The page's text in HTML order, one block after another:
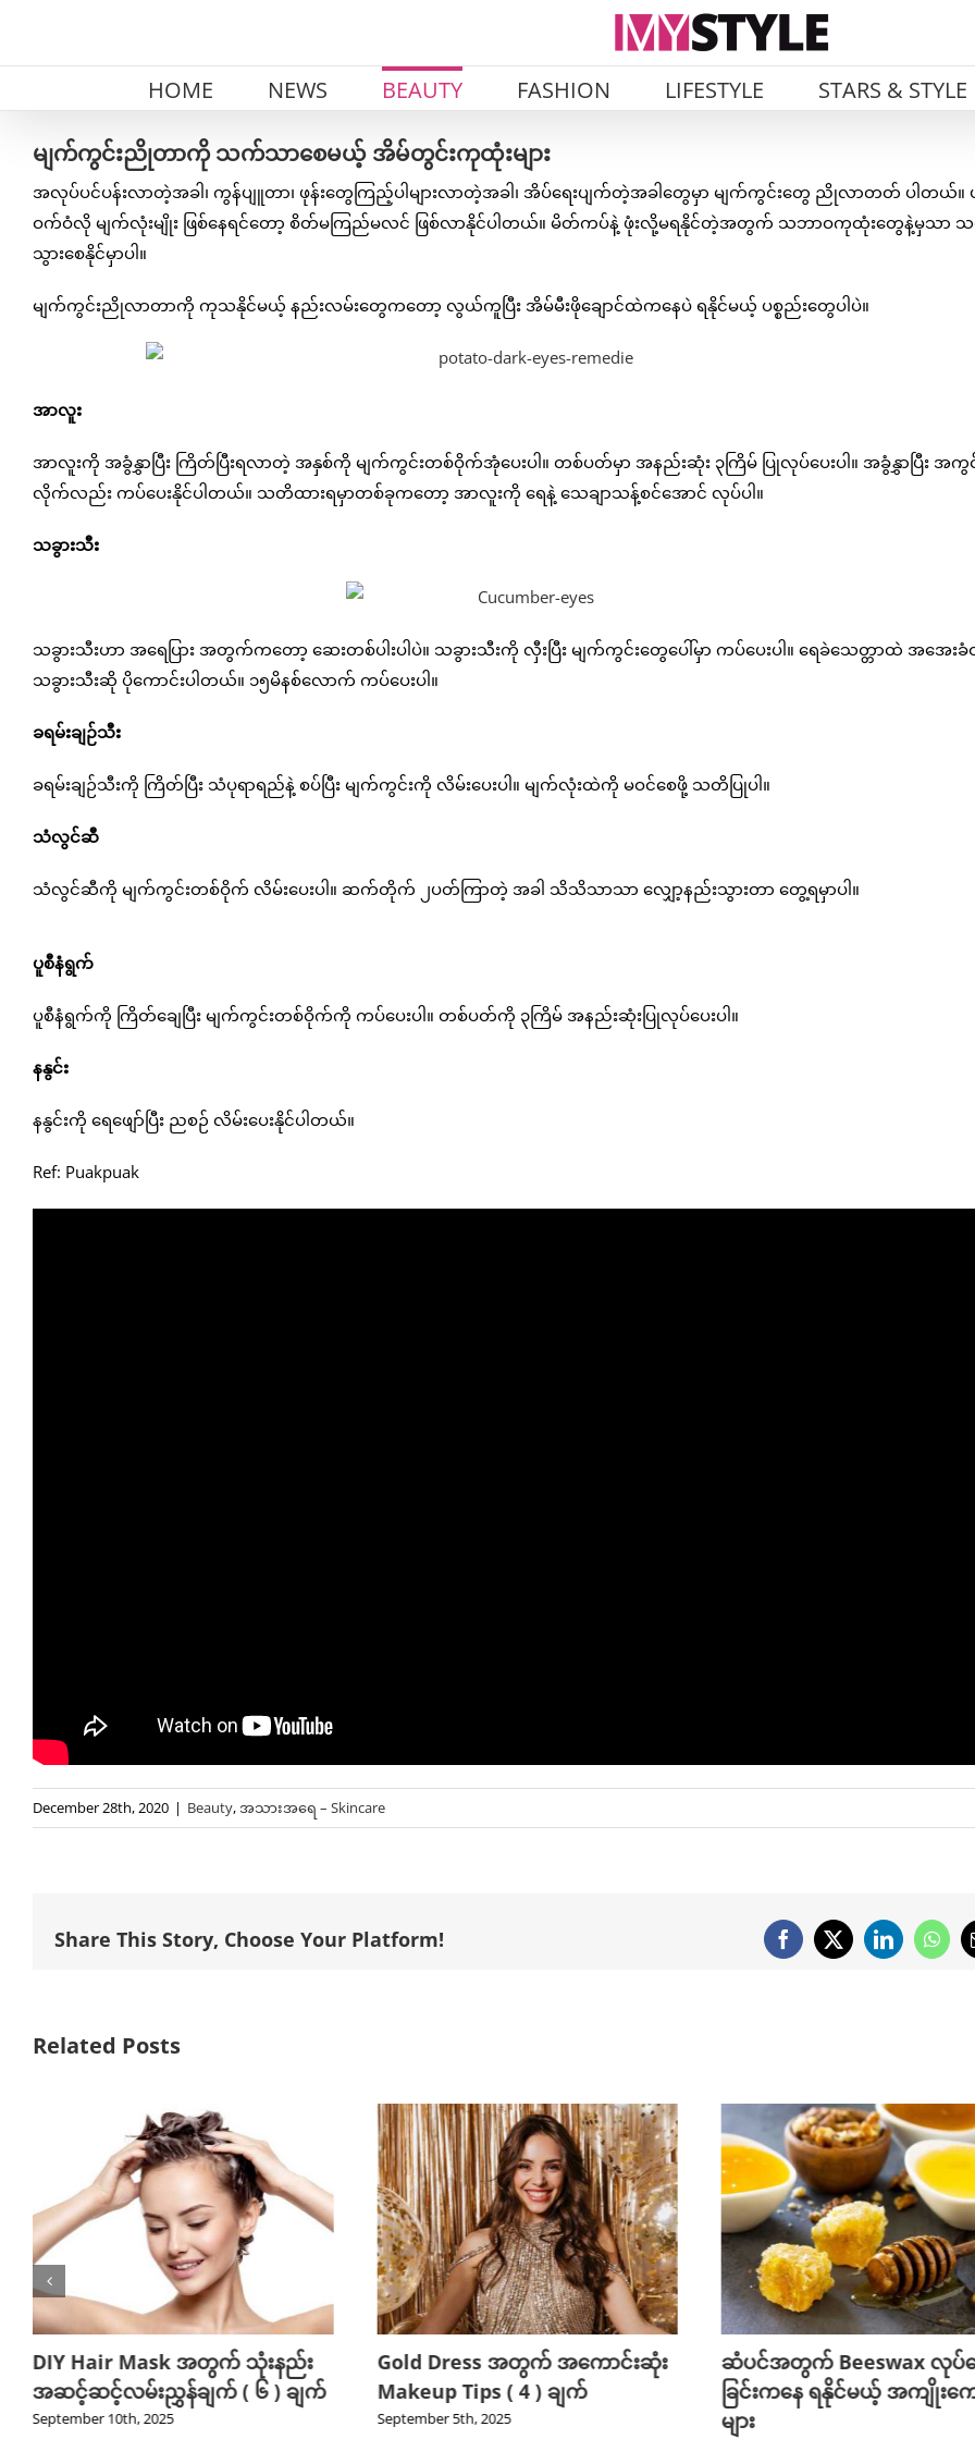
HOME NEWS BEAUTY FASHION LIFESTYLE STARS & STYLE
မျက်ကွင်းညိုတာကို သက်သာစေမယ့် အိမ်တွင်းကုထုံးများ
အလုပ်ပင်ပန်းလာတဲ့အခါ၊ ကွန်ပျူတာ၊ ဖုန်းတွေကြည့်ပါများလာတဲ့အခါ၊ အိပ်ရေးပျက်တဲ့အခါတွေမှာ မျက်ကွင်းတွေ ညိုလာတတ် ပါတယ်။ ပ
ဝက်ဝံလို မျက်လုံးမျိုး ဖြစ်နေရင်တော့ စိတ်မကြည်မလင် ဖြစ်လာနိုင်ပါတယ်။ မိတ်ကပ်နဲ့ ဖုံးလို့မရနိုင်တဲ့အတွက် သဘာဝကုထုံးတွေနဲ့မှသာ
သွားစေနိုင်မှာပါ။
မျက်ကွင်းညိုလာတာကို ကုသနိုင်မယ့် နည်းလမ်းတွေကတော့ လွယ်ကူပြီး အိမ်မီးဖိုချောင်ထဲကနေပဲ ရနိုင်မယ့် ပစ္စည်းတွေပါပဲ။
အာလူး
အာလူးကို အခွံနွှာပြီး ကြိတ်ပြီးရလာတဲ့ အနှစ်ကို မျက်ကွင်းတစ်ဝိုက်အုံပေးပါ။ တစ်ပတ်မှာ အနည်းဆုံး ၃ကြိမ် ပြုလုပ်ပေးပါ။ အခွံနွှာပြီး အကွ
လိုက်လည်း ကပ်ပေးနိုင်ပါတယ်။ သတိထားရမှာတစ်ခုကတော့ အာလူးကို ရေနဲ့ သေချာသန့်စင်အောင် လုပ်ပါ။
သခွားသီး
သခွားသီးဟာ အရေပြား အတွက်ကတော့ ဆေးတစ်ပါးပါပဲ။ သခွားသီးကို လှီးပြီး မျက်ကွင်းတွေပေါ်မှာ ကပ်ပေးပါ။ ရေခဲသေတ္တာထဲ အအေး
သခွားသီးဆို ပိုကောင်းပါတယ်။ ၁၅မိနစ်လောက် ကပ်ပေးပါ။
ခရမ်းချဉ်သီး
ခရမ်းချဉ်သီးကို ကြိတ်ပြီး သံပုရာရည်နဲ့ စပ်ပြီး မျက်ကွင်းကို လိမ်းပေးပါ။ မျက်လုံးထဲကို မဝင်စေဖို့ သတိပြုပါ။
သံလွင်ဆီ
သံလွင်ဆီကို မျက်ကွင်းတစ်ဝိုက် လိမ်းပေးပါ။ ဆက်တိုက် ၂ပတ်ကြာတဲ့ အခါ သိသိသာသာ လျှော့နည်းသွားတာ တွေ့ရမှာပါ။
ပူစီနံရွက်
ပူစီနံရွက်ကို ကြိတ်ချေပြီး မျက်ကွင်းတစ်ဝိုက်ကို ကပ်ပေးပါ။ တစ်ပတ်ကို ၃ကြိမ် အနည်းဆုံးပြုလုပ်ပေးပါ။
နနွင်း
နနွင်းကို ရေဖျော်ပြီး ညစဉ် လိမ်းပေးနိုင်ပါတယ်။
Ref: Puakpuak
December 28th, 2020 | Beauty,အသားအရေ – Skincare
Share This Story, Choose Your Platform! Facebook
X LinkedIn
Related Posts
DIY Hair Mask အတွက် သုံးနည်း
အဆင့်ဆင့်လမ်းညွှန်ချက် ( ၆ ) ချက်
September 10th, 2025
Gold Dress အတွက် အကောင်းဆုံး
Makeup Tips ( 4 ) ချက်
September 5th, 2025
ဆံပင်အတွက် Beeswax လုပ်ပ
ခြင်းကနေ ရနိုင်မယ့် အကျိုးကျ
များ